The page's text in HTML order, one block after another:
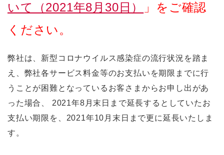
いて（2021年8月30日）
」をご確認
ください。
弊社は、新型コロナウイルス感染症の流行状況を踏ま
え、弊社各サービス料金等のお支払いを期限までに行
うことが困難となっているお客さまからお申し出があ
った場合、 2021年8月末日まで延長するとしていたお
支払い期限を、2021年10月末日まで更に延長いたしま
す。